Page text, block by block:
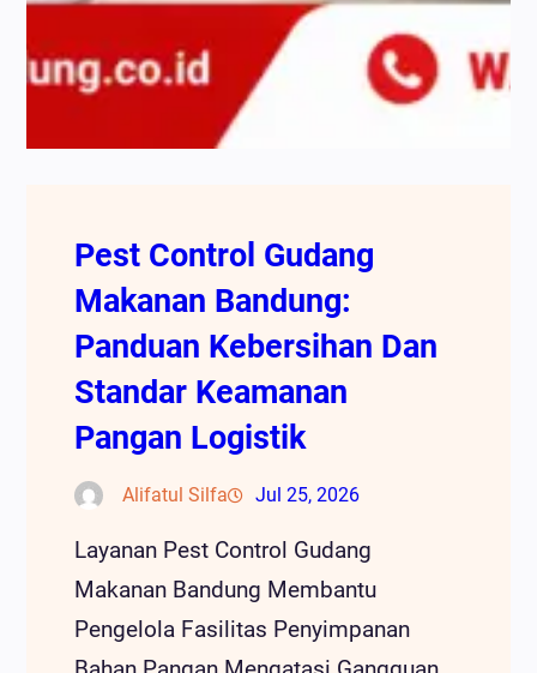
Pest Control Gudang
Makanan Bandung:
Panduan Kebersihan Dan
Standar Keamanan
Pangan Logistik
Alifatul Silfa Jul 25, 2026
Layanan Pest Control Gudang
Makanan Bandung Membantu
Pengelola Fasilitas Penyimpanan